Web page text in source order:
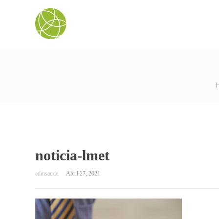
noticia-lmet
Abril 27, 2021